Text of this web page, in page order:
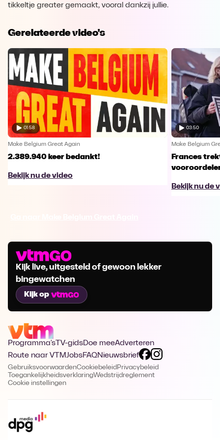
tikkeltje greater gemaakt, vooral dankzij jullie.
Gerelateerde video's
01:58
Make Belgium Great Again
2.389.940 keer bedankt!
Bekijk nu de video
03:50
Make Belgium
Frances
Bekijk nu de
Kijk live, uitgesteld of gewoon lekker
bingewatchen
Kijk op
Programma's TV-gidsDoe meeAdverteren
Route naar VTMJobsFAQNieuwsbrief
GebruiksvoorwaardenCookiebeleid Privacybeleid
ToegankelijkheidsverklaringWedstrijdreglement
Cookie instellingen